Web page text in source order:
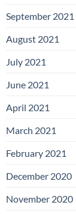
September 2021
August 2021
July 2021
June 2021
April 2021
March 2021
February 2021
December 2020
November 2020